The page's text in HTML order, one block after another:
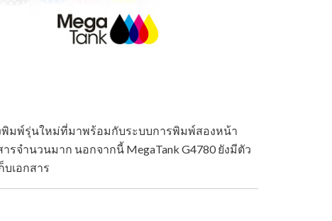
งพิมพ์รุ่นใหม่ที่มาพร้อมกับระบบการพิมพ์สองหน้า
จำนวนมาก นอกจากนี้ MegaTank G4780 ยังมีตัว
เอกสาร